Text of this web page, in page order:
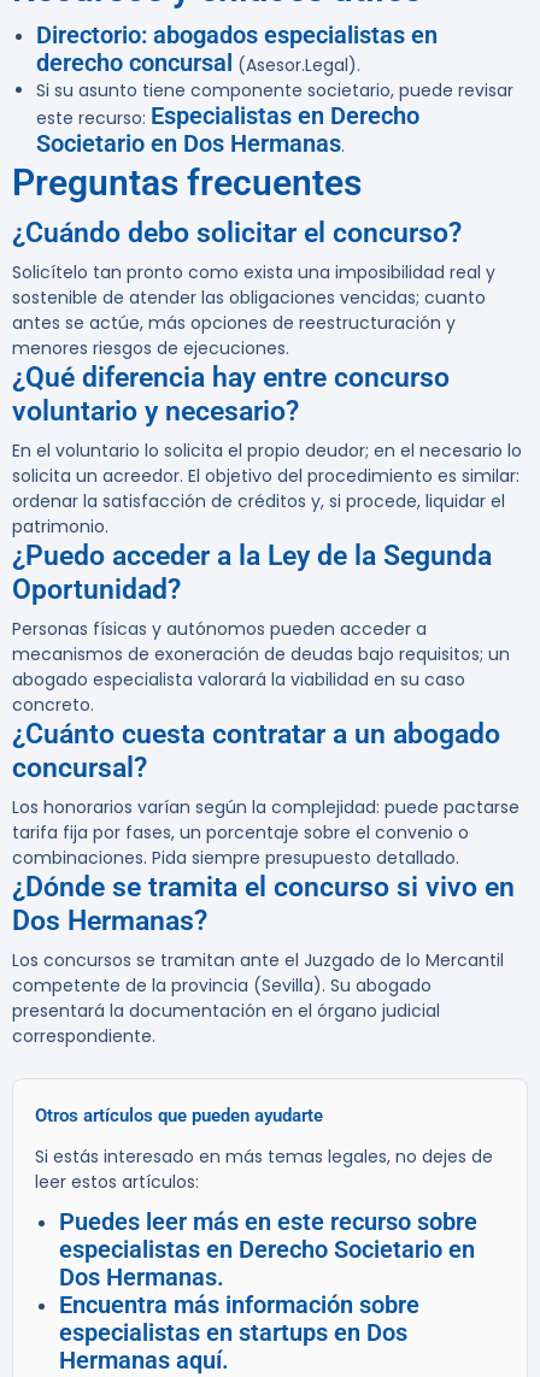
Directorio: abogados especialistas en
derecho concursal (Asesor.Legal).
Si su asunto tiene componente societario, puede revisar
este recurso: Especialistas en Derecho
Societario en Dos Hermanas.
Preguntas frecuentes
¿Cuándo debo solicitar el concurso?
Solicítelo tan pronto como exista una imposibilidad real y
sostenible de atender las obligaciones vencidas; cuanto
antes se actúe, más opciones de reestructuración y
menores riesgos de ejecuciones.
¿Qué diferencia hay entre concurso
voluntario y necesario?
En el voluntario lo solicita el propio deudor; en el necesario lo
solicita un acreedor. El objetivo del procedimiento es similar:
ordenar la satisfacción de créditos y, si procede, liquidar el
patrimonio.
¿Puedo acceder a la Ley de la Segunda
Oportunidad?
Personas físicas y autónomos pueden acceder a
mecanismos de exoneración de deudas bajo requisitos; un
abogado especialista valorará la viabilidad en su caso
concreto.
¿Cuánto cuesta contratar a un abogado
concursal?
Los honorarios varían según la complejidad: puede pactarse
tarifa fija por fases, un porcentaje sobre el convenio o
combinaciones. Pida siempre presupuesto detallado.
¿Dónde se tramita el concurso si vivo en
Dos Hermanas?
Los concursos se tramitan ante el Juzgado de lo Mercantil
competente de la provincia (Sevilla). Su abogado
presentará la documentación en el órgano judicial
correspondiente.
Otros artículos que pueden ayudarte
Si estás interesado en más temas legales, no dejes de
leer estos artículos:
Puedes leer más en este recurso sobre
especialistas en Derecho Societario en
Dos Hermanas.
Encuentra más información sobre
especialistas en startups en Dos
Hermanas aquí.